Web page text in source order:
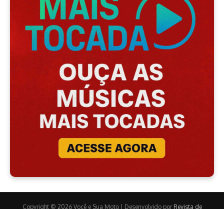
Copyright © 2026 Você e Sua Moto | Desenvolvido por Revista de